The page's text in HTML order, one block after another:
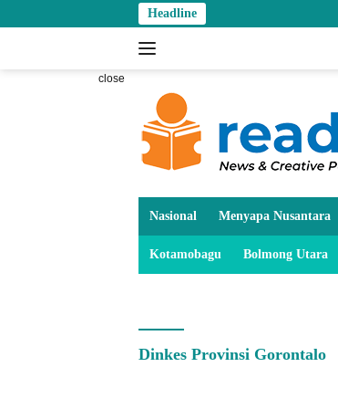
to
Headline
close
Nasional Menyapa Nusantara
Kotamobagu Bolmong Utara
Dinkes Provinsi Gorontalo